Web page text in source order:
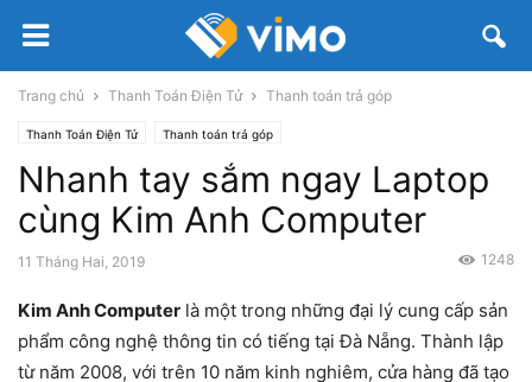
Trang chủ Thanh Toán Điện Tử Thanh toán trả góp
Thanh Toán Điện Tử Thanh toán trả góp
Nhanh tay sắm ngay Laptop
cùng Kim Anh Computer
11 Tháng Hai, 2019 1248
Kim Anh Computer là một trong những đại lý cung cấp sản
phẩm công nghệ thông tin có tiếng tại Đà Nẵng. Thành lập
từ năm 2008, với trên 10 năm kinh nghiêm, cửa hàng đã tạo